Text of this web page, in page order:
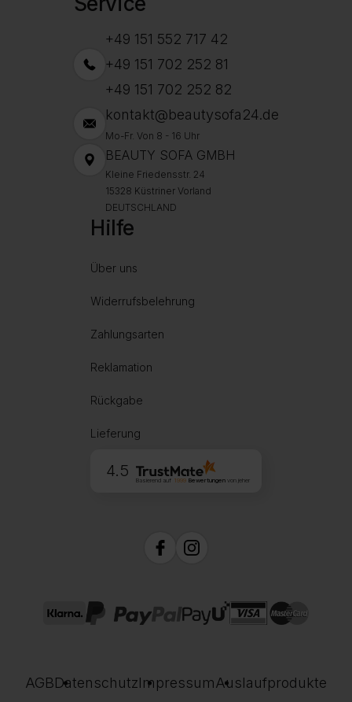
+49 151 552 717 42
+49 151 702 252 81
+49 151 702 252 82
kontakt@beautysofa24.de
Mo-Fr. Von 8 - 16 Uhr
BEAUTY SOFA GMBH
Kleine Friedensstr. 24
15328 Küstriner Vorland
DEUTSCHLAND
Hilfe
Über uns
Widerrufsbelehrung
Zahlungsarten
Reklamation
Rückgabe
Lieferung
4.5
Basierend auf 1999Bewertungen von jeher
AGBDatenschutzImpressumAuslaufprodukte